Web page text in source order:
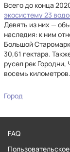
Всего до конца
экосистему 23
Девять из них —
наследия: к ним
Большой
30,61 гектара.
русел рек
восемь километров.
Город
FAQ